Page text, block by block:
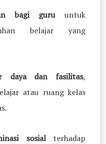
bagi guru untuk
belajar yang
daya dan fasilitas,
atau ruang kelas
sosialterhadap